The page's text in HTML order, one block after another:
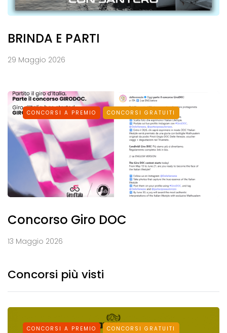
BRINDA E PARTI
29 Maggio 2026
CONCORSI A PREMIO CONCORSI GRATUITI
Concorso Giro DOC
13 Maggio 2026
Concorsi più visti
CONCORSI A PREMIO CONCORSI GRATUITI